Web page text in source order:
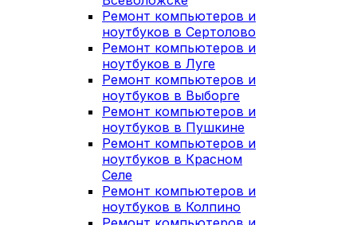
Ремонт компьютеров и
ноутбуков в Сертолово
Ремонт компьютеров и
ноутбуков в Луге
Ремонт компьютеров и
ноутбуков в Выборге
Ремонт компьютеров и
ноутбуков в Пушкине
Ремонт компьютеров и
ноутбуков в Красном
Селе
Ремонт компьютеров и
ноутбуков в Колпино